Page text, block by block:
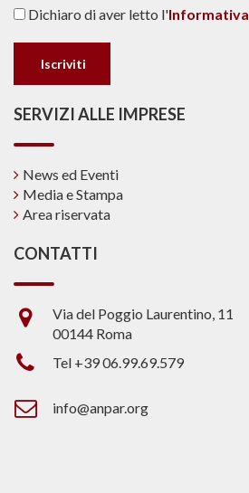
Dichiaro di aver letto l'Informativa
SERVIZI ALLE IMPRESE
News ed Eventi
Media e Stampa
Area riservata
CONTATTI
Via del Poggio Laurentino, 11
00144 Roma
Tel +39 06.99.69.579
info@anpar.org